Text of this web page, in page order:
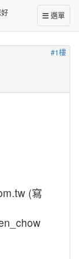
選單
林足球
#1樓
(寫